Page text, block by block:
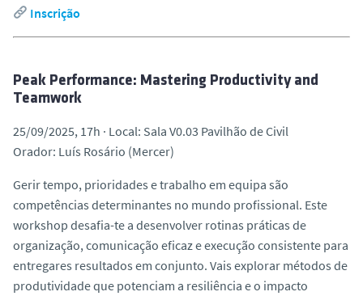
Inscrição
Peak Performance: Mastering Productivity and
Teamwork
25/09/2025, 17h · Local: Sala V0.03 Pavilhão de Civil
Orador: Luís Rosário (Mercer)
Gerir tempo, prioridades e trabalho em equipa são
competências determinantes no mundo profissional. Este
workshop desafia-te a desenvolver rotinas práticas de
organização, comunicação eficaz e execução consistente para
entregares resultados em conjunto. Vais explorar métodos de
produtividade que potenciam a resiliência e o impacto